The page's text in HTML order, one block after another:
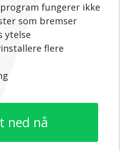
fungerer ikke
som bremser
ytelse
flere
ned nå